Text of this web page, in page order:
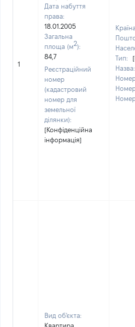
1
Дата набуття
права:
18.01.2005
Загальна
площа (м2):
84,7
Реєстраційний
номер
(кадастровий
номер для
земельної
ділянки):
[Конфіденційна
інформація]
Тип:
Назва:
Вид об'єкта:
Квартира